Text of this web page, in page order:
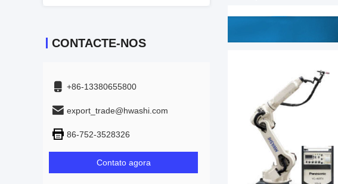
CONTACTE-NOS
+86-13380655800
export_trade@hwashi.com
86-752-3528326
Contato agora